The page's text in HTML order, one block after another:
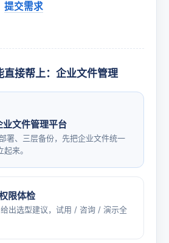
提交需求
直接帮上：企业文件管理
业文件管理平台
署、三层备份，先把企业文件统一
来。
限体检
出选型建议，试用 / 咨询 / 演示全